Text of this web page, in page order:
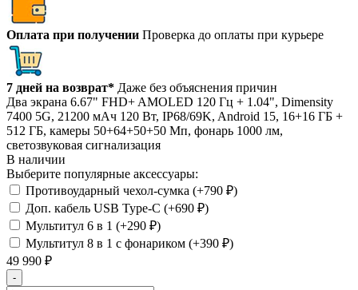
Оплата при получении Проверка до оплаты при курьере
7 дней на возврат* Даже без объяснения причин
Два экрана 6.67" FHD+ AMOLED 120 Гц + 1.04", Dimensity
7400 5G, 21200 мАч 120 Вт, IP68/69K, Android 15, 16+16 ГБ +
512 ГБ, камеры 50+64+50+50 Мп, фонарь 1000 лм,
светозвуковая сигнализация
В наличии
Выберите популярные аксессуары:
Противоударный чехол-сумка (+790 ₽)
Доп. кабель USB Type-C (+690 ₽)
Мультитул 6 в 1 (+290 ₽)
Мультитул 8 в 1 с фонариком (+390 ₽)
49 990 ₽
-